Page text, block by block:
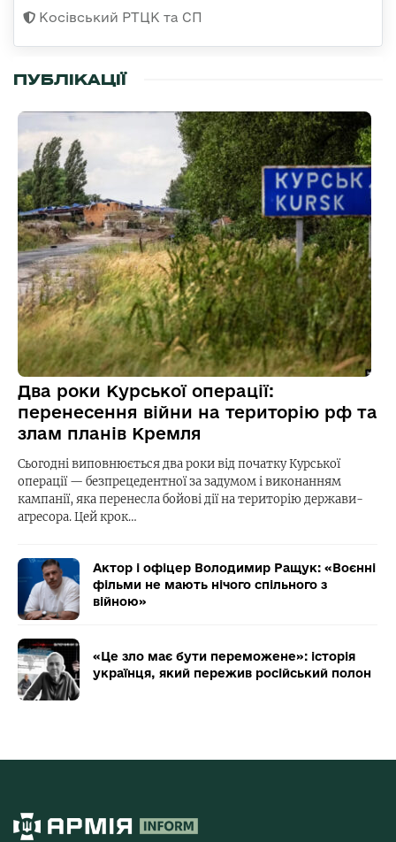
Косівський РТЦК та СП
ПУБЛІКАЦІЇ
Два роки Курської операції:
перенесення війни на територію рф та
злам планів Кремля
Сьогодні виповнюється два роки від початку Курської
операції — безпрецедентної за задумом і виконанням
кампанії, яка перенесла бойові дії на територію держави-
агресора. Цей крок…
Актор і офіцер Володимир Ращук: «Воєнні
фільми не мають нічого спільного з
війною»
«Це зло має бути переможене»: історія
українця, який пережив російський полон